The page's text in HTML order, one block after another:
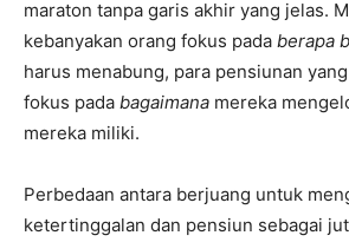
maraton tanpa garis akhir yang jelas.
kebanyakan orang fokus pada berapa
harus menabung, para pensiunan
fokus pada bagaimana mereka
mereka miliki.
Perbedaan antara berjuang untuk
ketertinggalan dan pensiun sebagai